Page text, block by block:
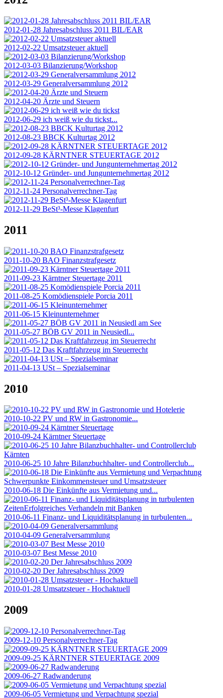
2012-01-28 Jahresabschluss 2011 BIL/EAR
2012-02-22 Umsatzsteuer aktuell
2012-03-03 Bilanzierung/Workshop
2012-03-29 Generalversammlung 2012
2012-04-20 Ärzte und Steuern
2012-06-29 ich weiß wie du tickst...
2012-08-23 BBCK Kulturtag 2012
2012-09-28 KÄRNTNER STEUERTAGE 2012
2012-10-12 Gründer- und Jungunternehmertag 2012
2012-11-24 Personalverrechner-Tag
2012-11-29 BeSt³-Messe Klagenfurt
2011
2011-10-20 BAO Finanzstrafgesetz
2011-09-23 Kärntner Steuertage 2011
2011-08-25 Komödienspiele Porcia 2011
2011-06-15 Kleinunternehmer
2011-05-27 BÖB GV 2011 in Neusiedl...
2011-05-12 Das Kraftfahrzeug im Steuerrecht
2011-04-13 USt – Spezialseminar
2010
2010-10-22 PV und RW in Gastronomie...
2010-09-24 Kärntner Steuertage
2010-06-25 10 Jahre Bilanzbuchhalter- und Controllerclub...
2010-06-18 Die Einkünfte aus Vermietung und...
2010-06-11 Finanz- und Liquiditätsplanung in turbulenten...
2010-04-09 Generalversammlung
2010-03-07 Best Messe 2010
2010-02-20 Der Jahresabschluss 2009
2010-01-28 Umsatzsteuer - Hochaktuell
2009
2009-12-10 Personalverrechner-Tag
2009-09-25 KÄRNTNER STEUERTAGE 2009
2009-06-27 Radwanderung
2009-06-05 Vermietung und Verpachtung spezial